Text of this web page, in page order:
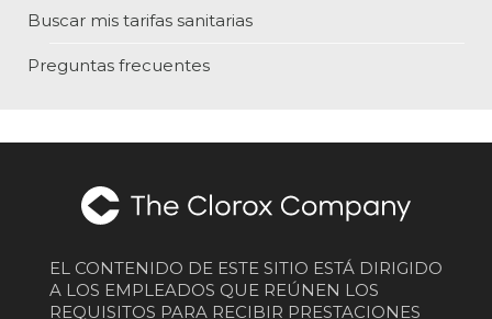
Buscar mis tarifas sanitarias
Preguntas frecuentes
EL CONTENIDO DE ESTE SITIO ESTÁ DIRIGIDO
A LOS EMPLEADOS QUE REÚNEN LOS
REQUISITOS PARA RECIBIR PRESTACIONES